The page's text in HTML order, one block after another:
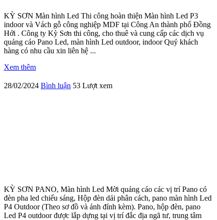
KỲ SƠN Màn hình Led Thi công hoàn thiện Màn hình Led P3
indoor và Vách gỗ công nghiệp MDF tại Công An thành phố Đồng
Hới . Công ty Kỳ Sơn thi công, cho thuê và cung cấp các dịch vụ
quảng cáo Pano Led, màn hình Led outdoor, indoor Quý khách
hàng có nhu cầu xin liên hệ ...
Xem thêm
28/02/2024 Bình luận 53 Lượt xem
KỲ SƠN PANO, Màn hình Led Mời quảng cáo các vị trí Pano có
đèn pha led chiếu sáng, Hộp đèn dải phân cách, pano màn hình Led
P4 Outdoor (Theo sơ đồ và ảnh đính kèm). Pano, hộp đèn, pano
Led P4 outdoor được lắp dựng tại vị trí đắc địa ngã tư, trung tâm